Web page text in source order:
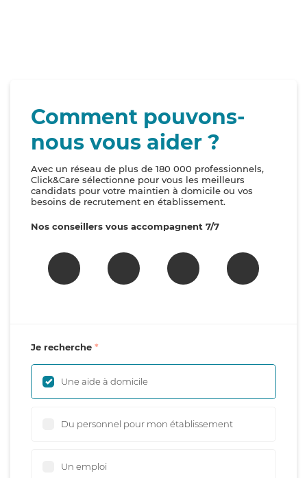
Comment pouvons-
nous vous aider ?
Avec un réseau de plus de 180 000 professionnels,
Click&Care sélectionne pour vous les meilleurs
candidats pour votre maintien à domicile ou vos
besoins de recrutement en établissement.
Nos conseillers vous accompagnent 7/7
Je recherche
Une aide à domicile
Du personnel pour mon établissement
Un emploi